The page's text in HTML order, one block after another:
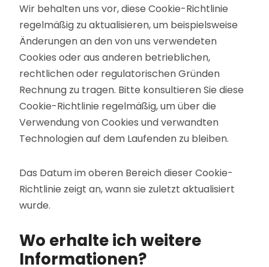
Wir behalten uns vor, diese Cookie-Richtlinie
regelmäßig zu aktualisieren, um beispielsweise
Änderungen an den von uns verwendeten
Cookies oder aus anderen betrieblichen,
rechtlichen oder regulatorischen Gründen
Rechnung zu tragen. Bitte konsultieren Sie diese
Cookie-Richtlinie regelmäßig, um über die
Verwendung von Cookies und verwandten
Technologien auf dem Laufenden zu bleiben.
Das Datum im oberen Bereich dieser Cookie-
Richtlinie zeigt an, wann sie zuletzt aktualisiert
wurde.
Wo erhalte ich weitere
Informationen?